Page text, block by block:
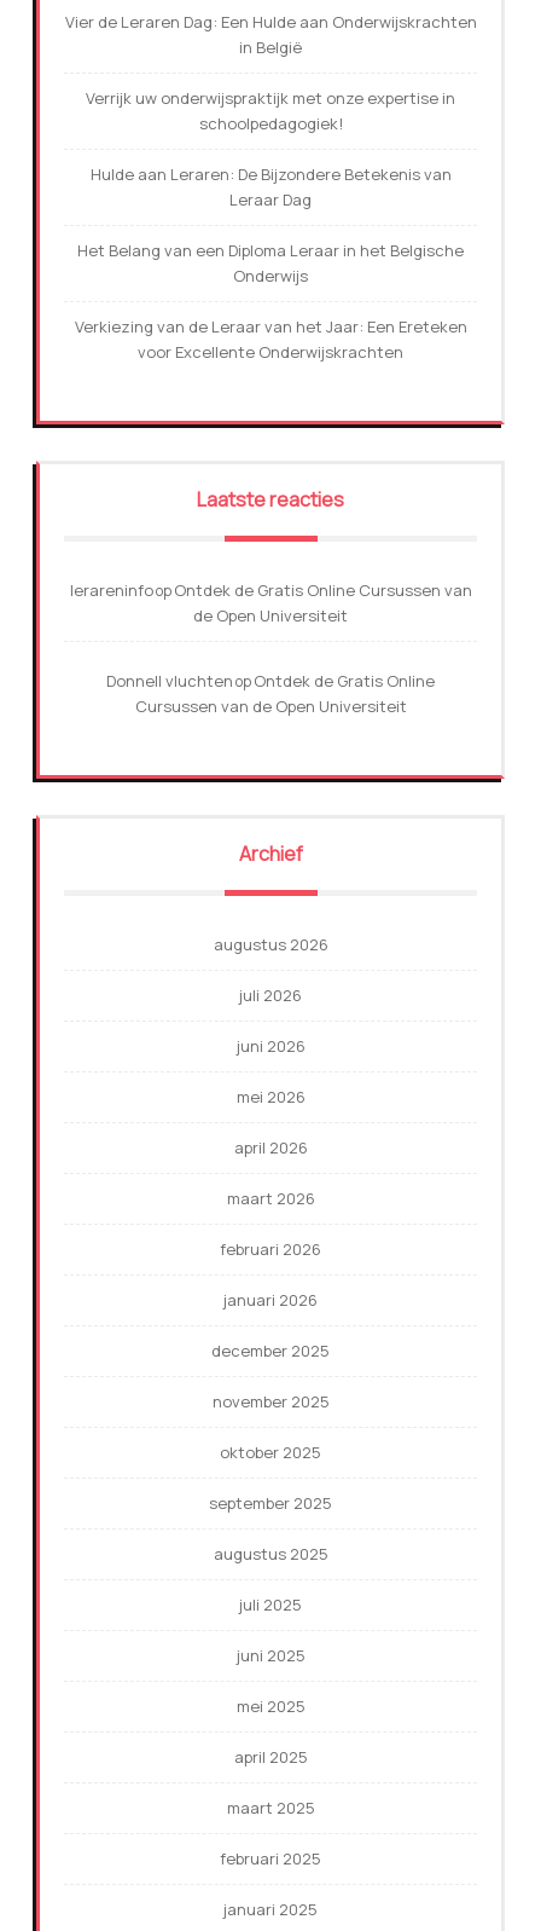
Vier de Leraren Dag: Een Hulde aan Onderwijskrachten
in België
Verrijk uw onderwijspraktijk met onze expertise in
schoolpedagogiek!
Hulde aan Leraren: De Bijzondere Betekenis van
Leraar Dag
Het Belang van een Diploma Leraar in het Belgische
Onderwijs
Verkiezing van de Leraar van het Jaar: Een Ereteken
voor Excellente Onderwijskrachten
Laatste reacties
lerareninfoopOntdek de Gratis Online Cursussen van
de Open Universiteit
Donnell vluchtenopOntdek de Gratis Online
Cursussen van de Open Universiteit
Archief
augustus 2026
juli 2026
juni 2026
mei 2026
april 2026
maart 2026
februari 2026
januari 2026
december 2025
november 2025
oktober 2025
september 2025
augustus 2025
juli 2025
juni 2025
mei 2025
april 2025
maart 2025
februari 2025
januari 2025